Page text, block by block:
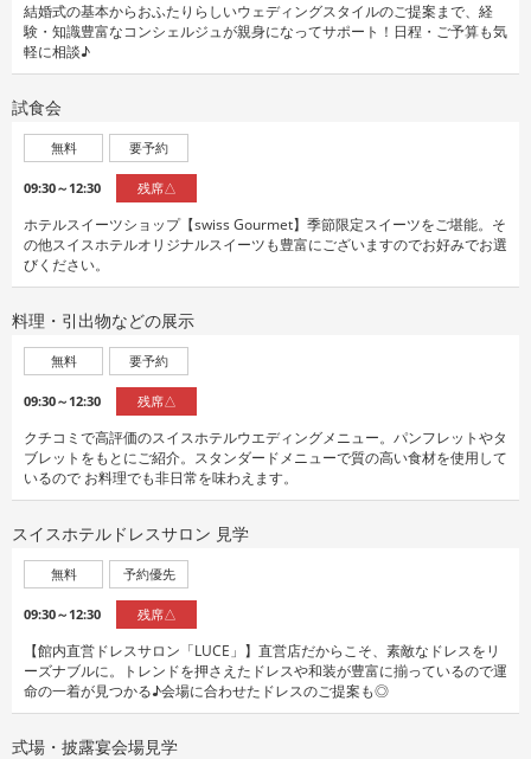
結婚式の基本からおふたりらしいウェディングスタイルのご提案まで、経
験・知識豊富なコンシェルジュが親身になってサポート！日程・ご予算も気
軽に相談♪
試食会
無料 要予約
09:30～12:30 残席△
ホテルスイーツショップ【swiss Gourmet】季節限定スイーツをご堪能。そ
の他スイスホテルオリジナルスイーツも豊富にございますのでお好みでお選
びください。
料理・引出物などの展示
無料 要予約
09:30～12:30 残席△
クチコミで高評価のスイスホテルウエディングメニュー。パンフレットやタ
ブレットをもとにご紹介。スタンダードメニューで質の高い食材を使用して
いるので お料理でも非日常を味わえます。
スイスホテルドレスサロン 見学
無料 予約優先
09:30～12:30 残席△
【館内直営ドレスサロン「LUCE」】直営店だからこそ、素敵なドレスをリ
ーズナブルに。トレンドを押さえたドレスや和装が豊富に揃っているので運
命の一着が見つかる♪会場に合わせたドレスのご提案も◎
式場・披露宴会場見学